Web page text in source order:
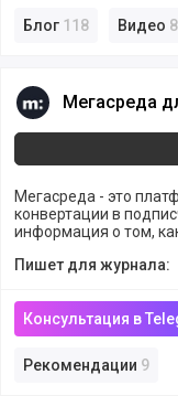
Блог 118 Видео 8
Мегасреда для
Мегасреда
Мегасреда - это
конвертации в
информация о том,
кейсы.
Пишет для журнала:
Консультация в
Рекомендации 9